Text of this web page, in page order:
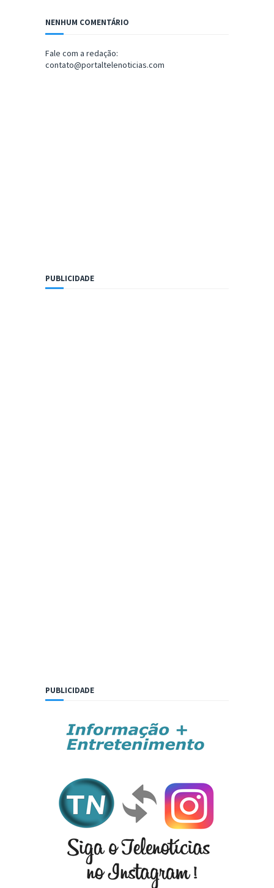
NENHUM COMENTÁRIO
Fale com a redação:
contato@portaltelenoticias.com
PUBLICIDADE
PUBLICIDADE